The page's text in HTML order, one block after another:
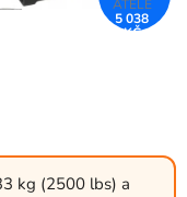
kg (2500 lbs) a
5 038
KČ